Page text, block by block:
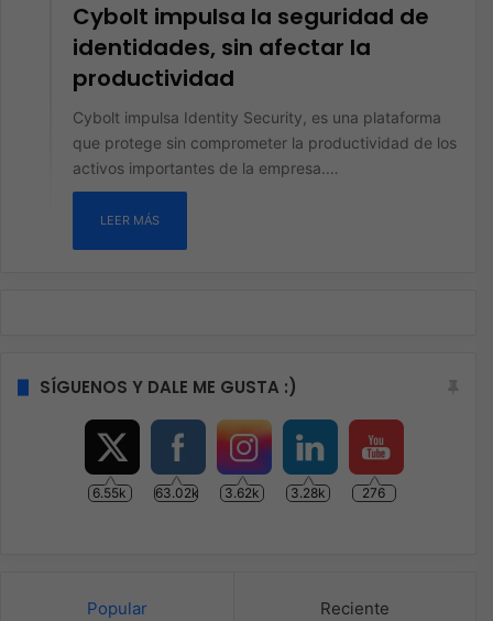
Cybolt impulsa la seguridad de
identidades, sin afectar la
productividad
Cybolt impulsa Identity Security, es una plataforma
que protege sin comprometer la productividad de los
activos importantes de la empresa.…
LEER MÁS
SÍGUENOS Y DALE ME GUSTA :)
6.55k 63.02k 3.62k 3.28k 276
Popular Reciente